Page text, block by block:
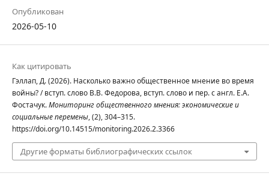
Опубликован
2026-05-10
Как цитировать
Гэллап, Д. (2026). Насколько важно общественное мнение во время
войны? / вступ. слово В.В. Федорова, вступ. слово и пер. с англ. Е.А.
Фостачук.Мониторинг общественного мнения: экономические и
социальные перемены, (2), 304–315.
https://doi.org/10.14515/monitoring.2026.2.3366
Другие форматы библиографических ссылок